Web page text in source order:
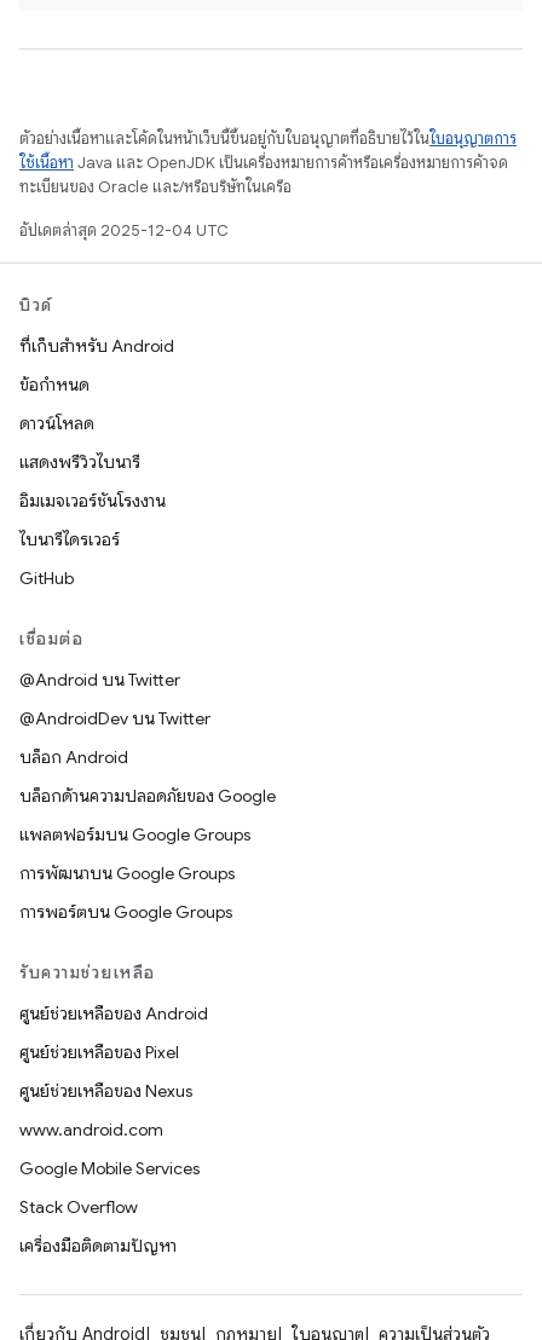
ตัวอย่างเนื้อหาและโค้ดในหน้าเว็บนี้ขึ้นอยู่กับใบอนุญาตที่อธิบายไว้ในใบอนุญาตการ
ใช้เนื้อหา Java และ OpenJDK เป็นเครื่องหมายการค้าหรือเครื่องหมายการค้าจด
ทะเบียนของ Oracle และ/หรือบริษัทในเครือ
อัปเดตล่าสุด 2025-12-04 UTC
บิวด์
ที่เก็บสำหรับ Android
ข้อกำหนด
ดาวน์โหลด
แสดงพรีวิวไบนารี
อิมเมจเวอร์ชันโรงงาน
ไบนารีไดรเวอร์
GitHub
เชื่อมต่อ
@Android บน Twitter
@AndroidDev บน Twitter
บล็อก Android
บล็อกด้านความปลอดภัยของ Google
แพลตฟอร์มบน Google Groups
การพัฒนาบน Google Groups
การพอร์ตบน Google Groups
รับความช่วยเหลือ
ศูนย์ช่วยเหลือของ Android
ศูนย์ช่วยเหลือของ Pixel
ศูนย์ช่วยเหลือของ Nexus
www.android.com
Google Mobile Services
Stack Overflow
เครื่องมือติดตามปัญหา
เกี่ยวกับ Android ชุมชน กฎหมาย ใบอนุญาต ความเป็นส่วนตัว